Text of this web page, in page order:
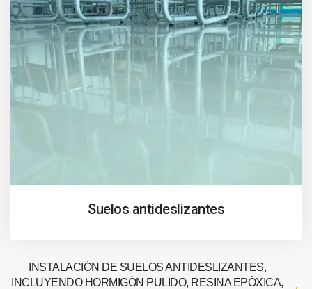
Suelos antideslizantes
INSTALACIÓN DE SUELOS ANTIDESLIZANTES,
INCLUYENDO HORMIGÓN PULIDO, RESINA EPÓXICA,